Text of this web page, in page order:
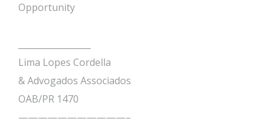
Opportunity
Lima Lopes Cordella
& Advogados Associados
OAB/PR 1470
———————————–